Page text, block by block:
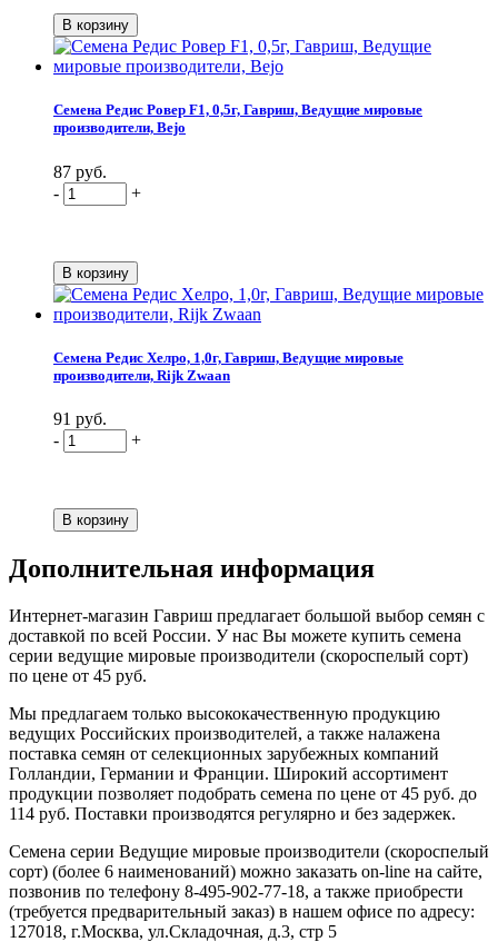
Семена Редис Ровер F1, 0,5г, Гавриш, Ведущие мировые
производители, Bejo
87 руб.
-
+
Семена Редис Хелро, 1,0г, Гавриш, Ведущие мировые
производители, Rijk Zwaan
91 руб.
-
+
Дополнительная информация
Интернет-магазин Гавриш предлагает большой выбор семян с
доставкой по всей России. У нас Вы можете купить семена
серии ведущие мировые производители (скороспелый сорт)
по цене от 45 руб.
Мы предлагаем только высококачественную продукцию
ведущих Российских производителей, а также налажена
поставка семян от селекционных зарубежных компаний
Голландии, Германии и Франции. Широкий ассортимент
продукции позволяет подобрать семена по цене от 45 руб. до
114 руб. Поставки производятся регулярно и без задержек.
Семена серии Ведущие мировые производители (скороспелый
сорт) (более 6 наименований) можно заказать on-line на сайте,
позвонив по телефону 8-495-902-77-18, а также приобрести
(требуется предварительный заказ) в нашем офисе по адресу:
127018, г.Москва, ул.Складочная, д.3, стр 5